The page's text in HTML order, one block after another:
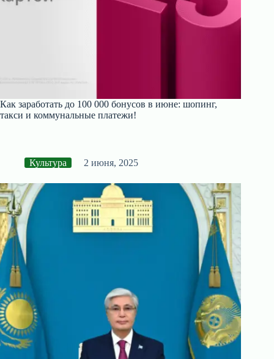
Как заработать до 100 000 бонусов в июне: шопинг,
такси и коммунальные платежи!
Культура 2 июня, 2025